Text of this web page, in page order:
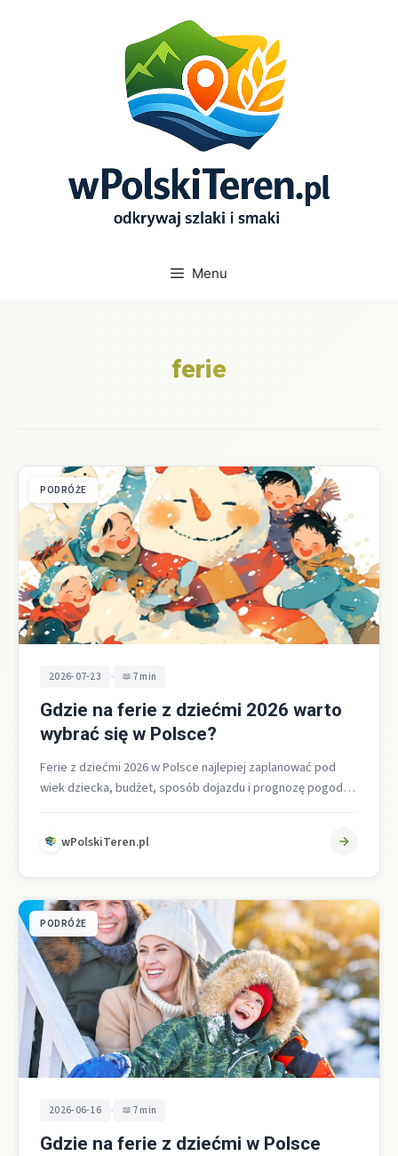
Menu
ferie
PODRÓŻE
2026-07-23 • 7 min
Gdzie na ferie z dziećmi 2026 warto
wybrać się w Polsce?
Ferie z dziećmi 2026 w Polsce najlepiej zaplanować pod
wiek dziecka, budżet, sposób dojazdu i prognozę pogody,
wPolskiTeren.pl
PODRÓŻE
2026-06-16 • 7 min
Gdzie na ferie z dziećmi w Polsce